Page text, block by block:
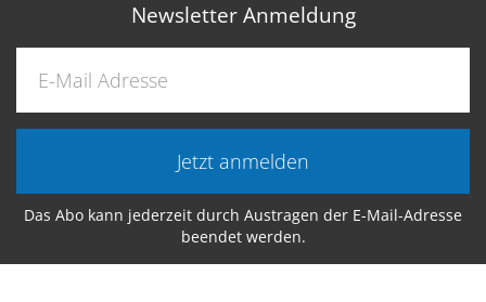
Newsletter Anmeldung
Jetzt anmelden
Das Abo kann jederzeit durch Austragen der E-Mail-Adresse
beendet werden.